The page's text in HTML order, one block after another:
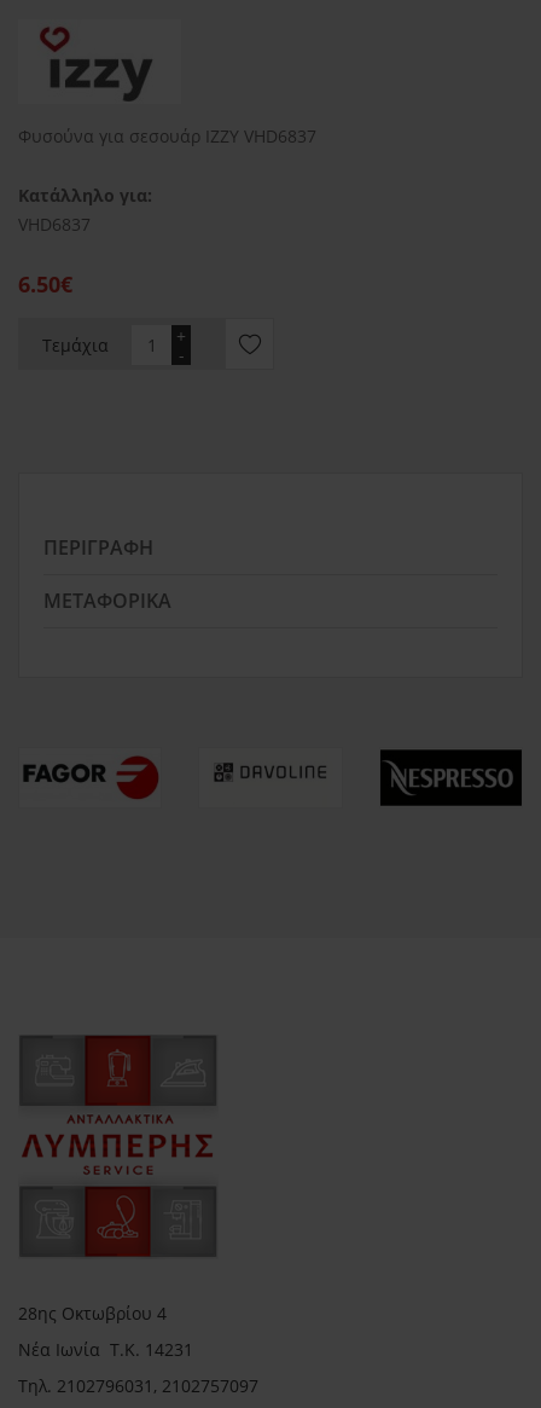
Φυσούνα για σεσουάρ IZZY VHD6837
Κατάλληλο για:
VHD6837
6.50€
Τεμάχια -
+
ΠΕΡΙΓΡΑΦΉ
ΜΕΤΑΦΟΡΙΚΆ
28ης Οκτωβρίου 4
Νέα Ιωνία Τ.Κ. 14231
Τηλ. 2102796031, 2102757097